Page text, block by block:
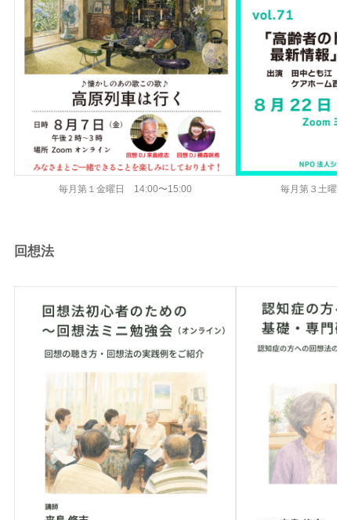
毎月第１金曜日 14:00〜15:00 毎月第３土曜
回想法